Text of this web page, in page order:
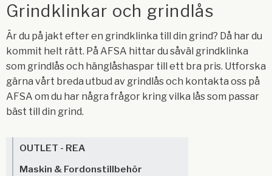
Grindklinkar och grindlås
Är du på jakt efter en grindklinka till din grind? Då har du
kommit helt rätt. På AFSA hittar du såväl grindklinka
som grindlås och hänglåshaspar till ett bra pris. Utforska
gärna vårt breda utbud av grindlås och kontakta oss på
AFSA om du har några frågor kring vilka lås som passar
bäst till din grind.
OUTLET - REA
Maskin & Fordonstillbehör